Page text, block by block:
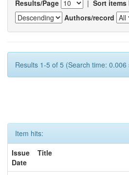
Results/Page | Sort items
Authors/record
Results 1-5 of 5 (Search time: 0.006
Item hits:
Issue
Date
Title